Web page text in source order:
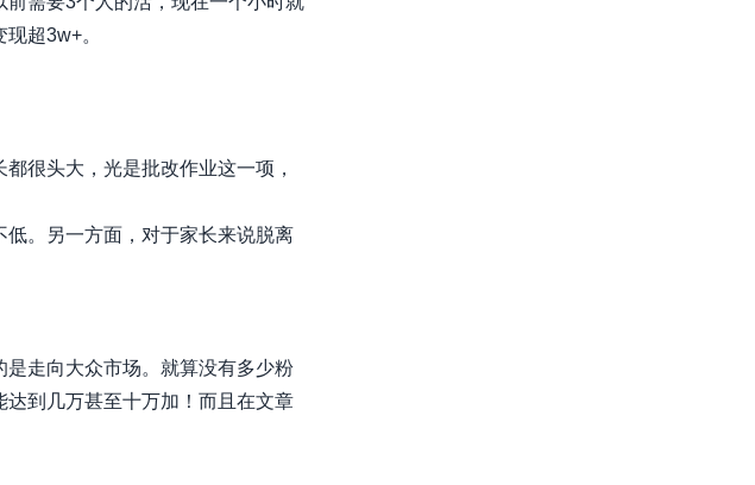
超3w+。​
很头大，光是批改作业这一项，
。另一方面，对于家长来说脱离
走向大众市场。就算没有多少粉
到几万甚至十万加！而且在文章